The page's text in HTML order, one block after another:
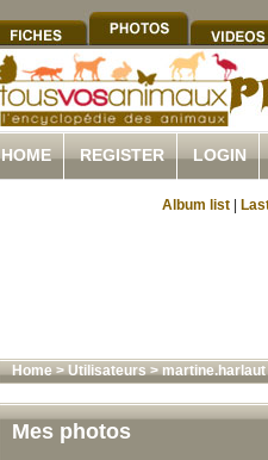
HOME REGISTER LOGIN
Album list
Home>Utilisateurs>martine.harlaut
Mes photos